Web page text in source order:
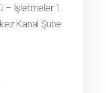
– İşletmeler 1.
Kanal Şube